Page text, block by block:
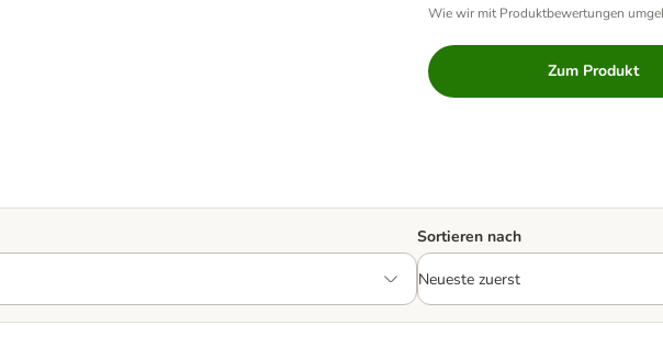
Wie wir mit Produktbewertungen
Zum Produkt
Sortieren nach